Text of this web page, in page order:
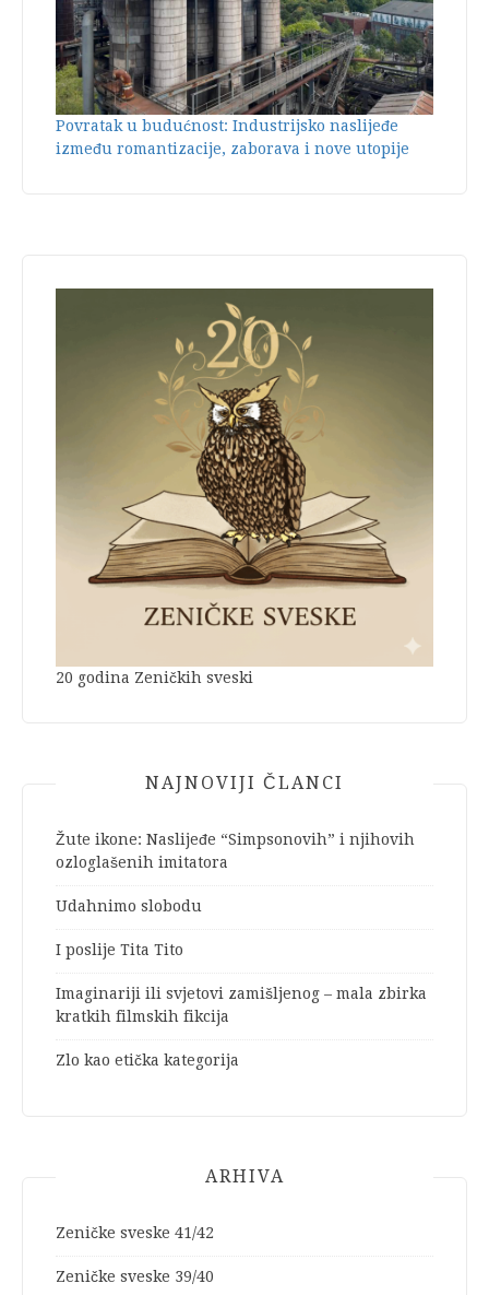
Povratak u budućnost: Industrijsko naslijeđe
između romantizacije, zaborava i nove utopije
20 godina Zeničkih sveski
NAJNOVIJI ČLANCI
Žute ikone: Naslijeđe “Simpsonovih” i njihovih
ozloglašenih imitatora
Udahnimo slobodu
I poslije Tita Tito
Imaginariji ili svjetovi zamišljenog – mala zbirka
kratkih filmskih fikcija
Zlo kao etička kategorija
ARHIVA
Zeničke sveske 41/42
Zeničke sveske 39/40